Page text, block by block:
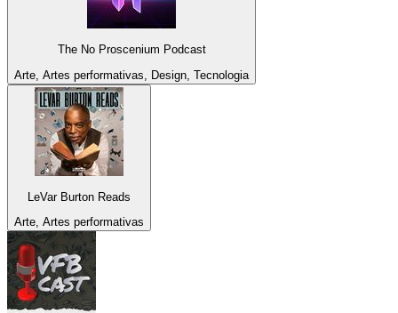
The No Proscenium Podcast
Arte, Artes performativas, Design, Tecnologia
LeVar Burton Reads
Arte, Artes performativas